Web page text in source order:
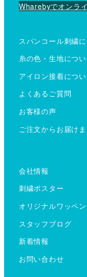
Wharebyでオンラ
スパンコール刺繍
糸の色・生地につ
アイロン接着につ
よくあるご質問
お客様の声
ご注文からお届け
会社情報
刺繍ポスター
オリジナルワッペン
スタッフブログ
新着情報
お問い合わせ